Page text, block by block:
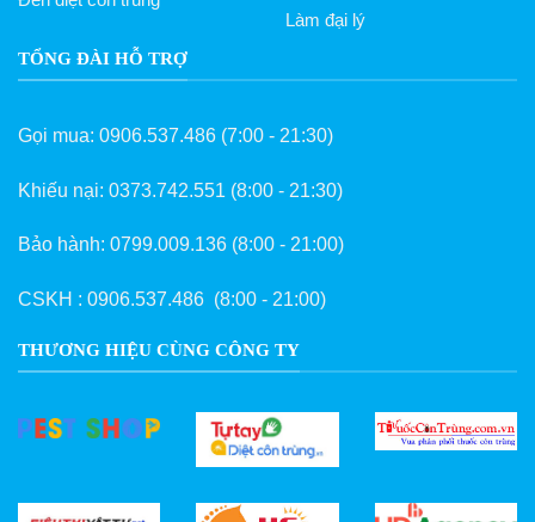
Làm đại lý
TỔNG ĐÀI HỖ TRỢ
Gọi mua: 0906.537.486 (7:00 - 21:30)
Khiếu nại: 0373.742.551 (8:00 - 21:30)
Bảo hành: 0799.009.136 (8:00 - 21:00)
CSKH : 0906.537.486 (8:00 - 21:00)
THƯƠNG HIỆU CÙNG CÔNG TY